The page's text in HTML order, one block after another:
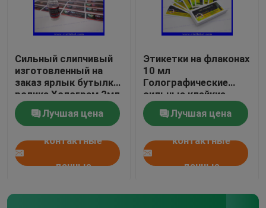
Сильный слипчивый
изготовленный на
заказ ярлык бутылки
ролика Холограм 2мл
для пептидов
Лучшая цена
контактные
данные
Этикетки на флаконах
10 мл
Голографические
сильные клейкие
пептиды
Фармацевтические
этикетки на флаконах
25x60 мм
Лучшая цена
контактные
данные